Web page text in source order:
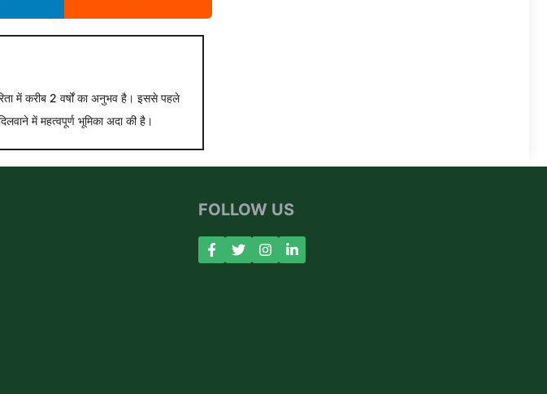
में करीब 2 वर्षों का अनुभव है। इससे पहले
में महत्वपूर्ण भूमिका अदा की है।
FOLLOW US